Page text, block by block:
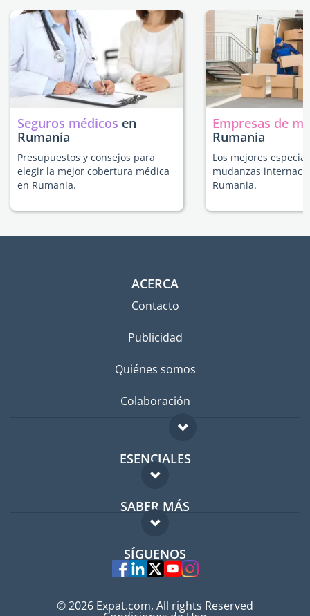
Seguros médicos en
Rumania
Presupuestos y consejos para
elegir la mejor cobertura médica
en Rumania.
Empresas de
Rumania
Los mejores
mudanzas
Rumania.
ACERCA
Contacto
Publicidad
Quiénes somos
Colaboración
ESENCIALES
Foro para expatriados
Guía para expatriados
Trabajos en el extranjero
SABER MÁS
FAQ
Expertos
SÍGUENOS
© 2026 Expat.com, All rights Reserved